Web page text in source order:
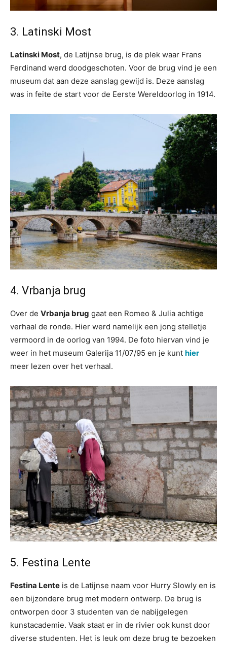
3. Latinski Most
Latinski Most, de Latijnse brug, is de plek waar Frans
Ferdinand werd doodgeschoten. Voor de brug vind je een
museum dat aan deze aanslag gewijd is. Deze aanslag
was in feite de start voor de Eerste Wereldoorlog in 1914.
4. Vrbanja brug
Over de Vrbanja brug gaat een Romeo & Julia achtige
verhaal de ronde. Hier werd namelijk een jong stelletje
vermoord in de oorlog van 1994. De foto hiervan vind je
weer in het museum Galerija 11/07/95 en je kunt hier
meer lezen over het verhaal.
5. Festina Lente
Festina Lente is de Latijnse naam voor Hurry Slowly en is
een bijzondere brug met modern ontwerp. De brug is
ontworpen door 3 studenten van de nabijgelegen
kunstacademie. Vaak staat er in de rivier ook kunst door
diverse studenten. Het is leuk om deze brug te bezoeken